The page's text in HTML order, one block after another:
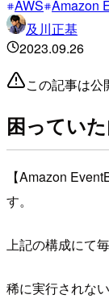
AWS Amazon
及川正基
2023.09.26
この記事は公
困ってい
【Amazon
す。
上記の構成にて
稀に実行されな